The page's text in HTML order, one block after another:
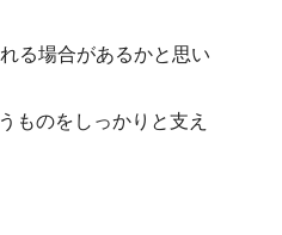
る場合があるかと思い
ものをしっかりと支え